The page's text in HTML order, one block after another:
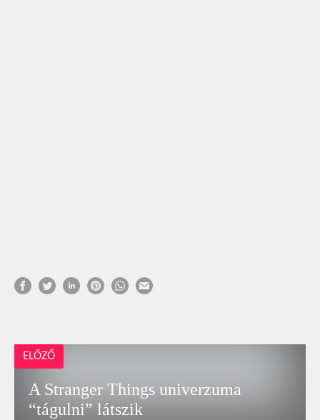
ELŐZŐ
A Stranger Things univerzuma
“tágulni” látszik